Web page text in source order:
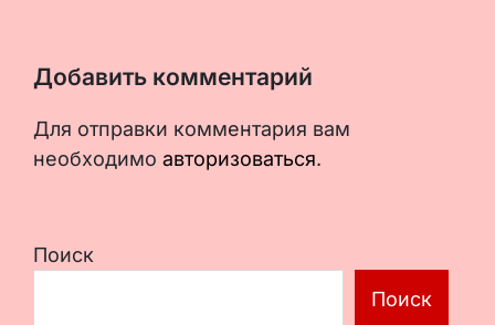
Добавить комментарий
Для отправки комментария вам
необходимо авторизоваться.
Поиск
Поиск